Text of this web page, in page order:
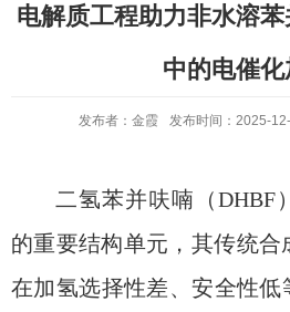
电解质工程助力非水溶
中的电催
发布者：金霞 发布时间：2025-
二氢苯并呋喃（DHBF
的重要结构单元，其传统合
在加氢选择性差、安全性低